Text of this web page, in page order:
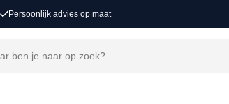
Persoonlijk advies op maat
een nieuw avontuur. Ontdek onze collectie